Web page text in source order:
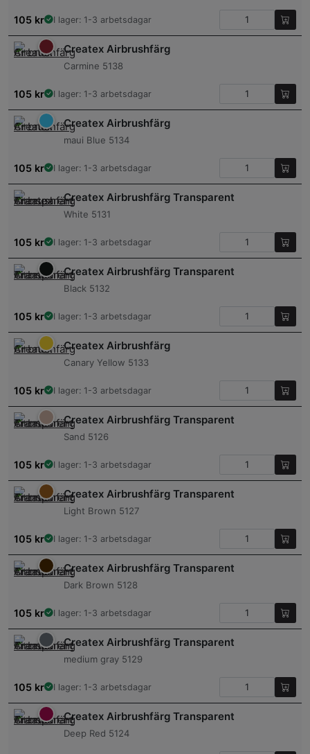
105 kr I lager: 1-3 arbetsdagar
Createx Airbrushfärg
Carmine 5138
105 kr I lager: 1-3 arbetsdagar
Createx Airbrushfärg
maui Blue 5134
105 kr I lager: 1-3 arbetsdagar
Createx Airbrushfärg Transparent
White 5131
105 kr I lager: 1-3 arbetsdagar
Createx Airbrushfärg Transparent
Black 5132
105 kr I lager: 1-3 arbetsdagar
Createx Airbrushfärg
Canary Yellow 5133
105 kr I lager: 1-3 arbetsdagar
Createx Airbrushfärg Transparent
Sand 5126
105 kr I lager: 1-3 arbetsdagar
Createx Airbrushfärg Transparent
Light Brown 5127
105 kr I lager: 1-3 arbetsdagar
Createx Airbrushfärg Transparent
Dark Brown 5128
105 kr I lager: 1-3 arbetsdagar
Createx Airbrushfärg Transparent
medium gray 5129
105 kr I lager: 1-3 arbetsdagar
Createx Airbrushfärg Transparent
Deep Red 5124